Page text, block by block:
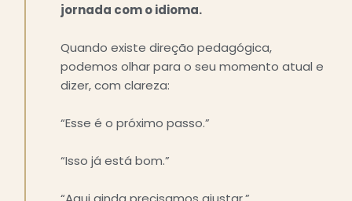
jornada com o idioma.
Quando existe direção pedagógica,
podemos olhar para o seu momento atual e
dizer, com clareza:
“Esse é o próximo passo.”
“Isso já está bom.”